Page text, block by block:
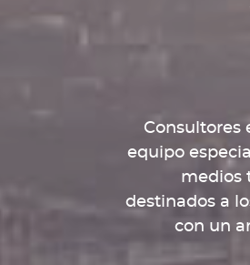
Consultores
equipo
medios
destinados a
con un